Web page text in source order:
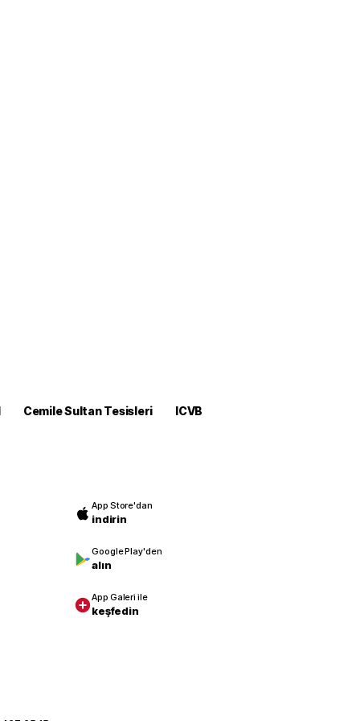
Cemile Sultan Tesisleri
ICVB
App Store'dan
indirin
Google Play'den
alın
App Galeri ile
keşfedin